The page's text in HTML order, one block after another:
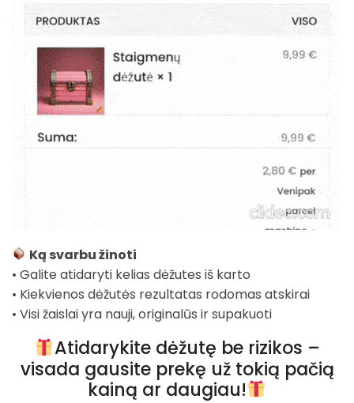
Ką svarbu žinoti
• Galite atidaryti kelias dėžutes iš karto
• Kiekvienos dėžutės rezultatas rodomas atskirai
• Visi žaislai yra nauji, originalūs ir supakuoti
Atidarykite dėžutę be rizikos –
visada gausite prekę už tokią pačią
kainą ar daugiau!